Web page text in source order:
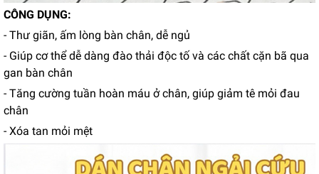
CÔNG DỤNG:
- Thư giãn, ấm lòng bàn chân, dễ ngủ
- Giúp cơ thể dễ dàng đào thải độc tố và các chất cặn bã qua
gan bàn chân
- Tăng cường tuần hoàn máu ở chân, giúp giảm tê mỏi đau
chân
- Xóa tan mỏi mệt